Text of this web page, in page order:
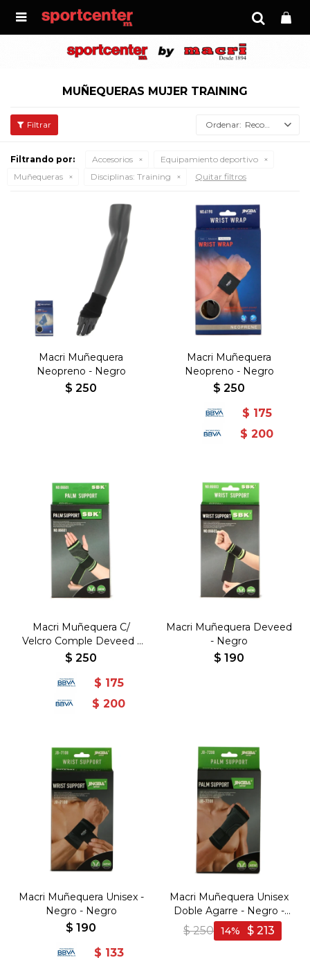

MUÑEQUERAS MUJER TRAINING
Recomendados
Filtrando por: Accesorios
Equipamiento deportivo
Muñequeras
Disciplinas: Training Quitar filtros
Macri Muñequera
Neopreno - Negro
$ 250
Macri Muñequera
Neopreno - Negro
$ 250
$ 175
$ 200
Macri Muñequera C/
Velcro Comple Deveed -
Negro
$ 250
$ 175
$ 200
Macri Muñequera Deveed
- Negro
$ 190
Macri Muñequera Unisex -
Negro - Negro
$ 190
$ 133
Macri Muñequera Unisex
Doble Agarre - Negro -
Negro
$ 250 $ 213
14